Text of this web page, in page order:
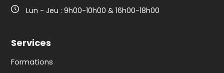
Lun - Jeu : 9h00-10h00 & 16h00-18h00
Services
Formations